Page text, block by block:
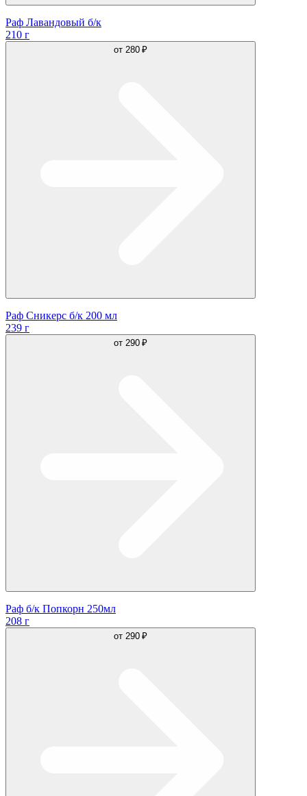
Раф Лавандовый б/к
210 г
от 280 ₽
Раф Сникерс б/к 200 мл
239 г
от 290 ₽
Раф б/к Попкорн 250мл
208 г
от 290 ₽